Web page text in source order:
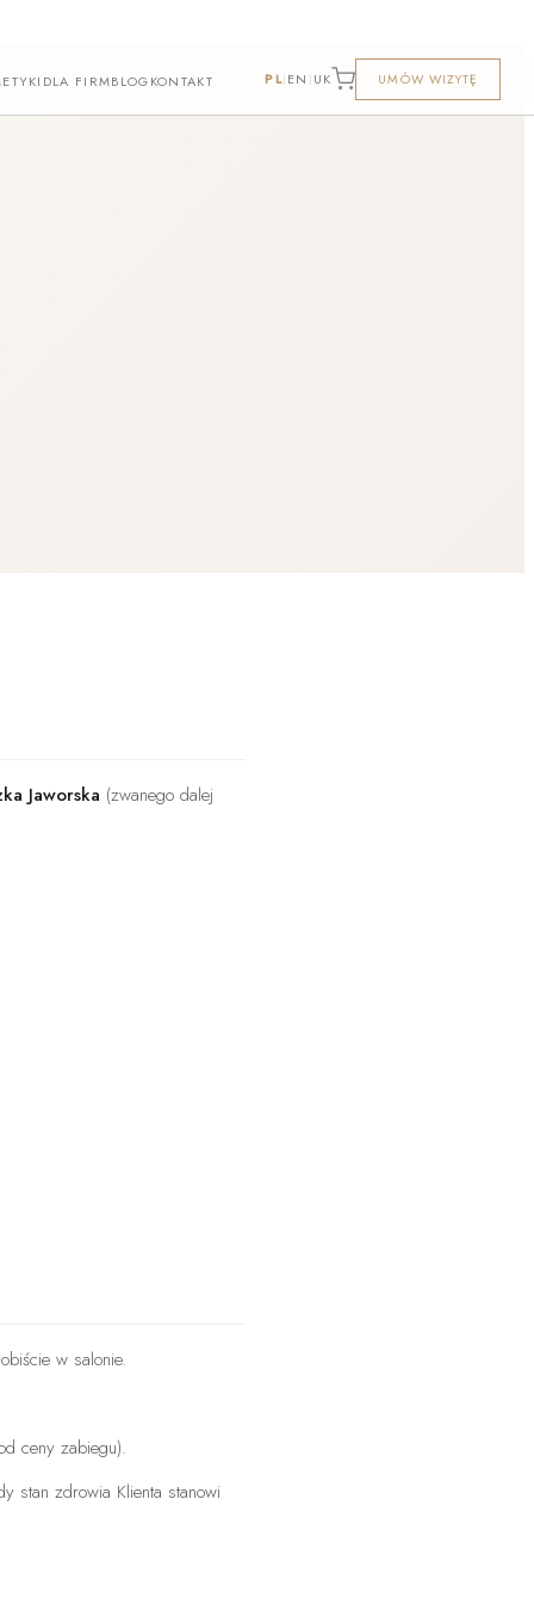
DLA FIRMBLOGKONTAKT PL| EN | UK UMÓW WIZYTĘ
Jaworska (zwanego dalej
w salonie.
ceny zabiegu).
stan zdrowia Klienta stanowi